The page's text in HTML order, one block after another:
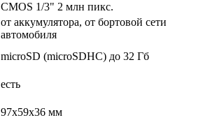
CMOS 1/3" 2 млн пикс.
от аккумулятора, от бортовой сети
автомобиля
microSD (microSDHC) до 32 Гб
есть
97x59x36 мм